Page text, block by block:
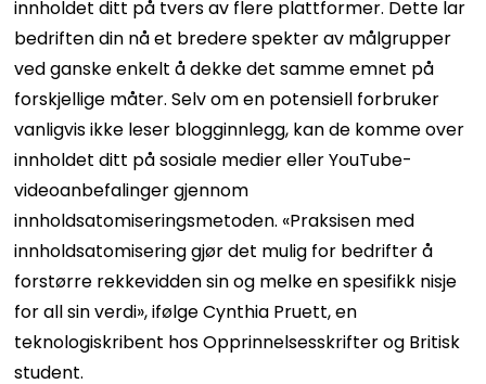
innholdet ditt på tvers av flere plattformer. Dette lar
bedriften din nå et bredere spekter av målgrupper
ved ganske enkelt å dekke det samme emnet på
forskjellige måter. Selv om en potensiell forbruker
vanligvis ikke leser blogginnlegg, kan de komme over
innholdet ditt på sosiale medier eller YouTube-
videoanbefalinger gjennom
innholdsatomiseringsmetoden. «Praksisen med
innholdsatomisering gjør det mulig for bedrifter å
forstørre rekkevidden sin og melke en spesifikk nisje
for all sin verdi», ifølge Cynthia Pruett, en
teknologiskribent hosOpprinnelsesskrifterog Britisk
student.